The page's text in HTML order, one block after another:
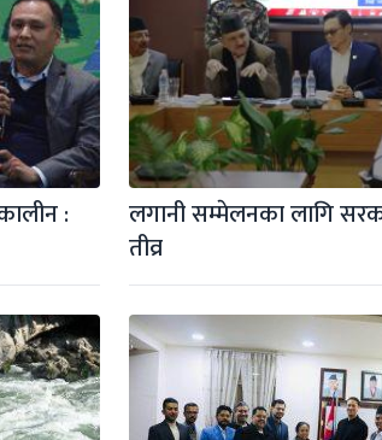
:
लगानी सम्मेलनका लागि
तीव्र